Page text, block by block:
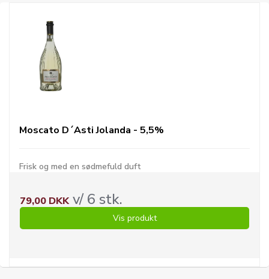
Moscato D´Asti Jolanda - 5,5%
Frisk og med en sødmefuld duft
79,00 DKKv/ 6 stk.
Vis produkt